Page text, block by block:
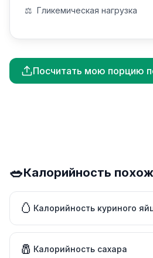
⚖️ Гликемическая нагрузка
Посчитать мою порцию
🥗Калорийность
🥚 Калорийность куриного
🧂 Калорийность сахара